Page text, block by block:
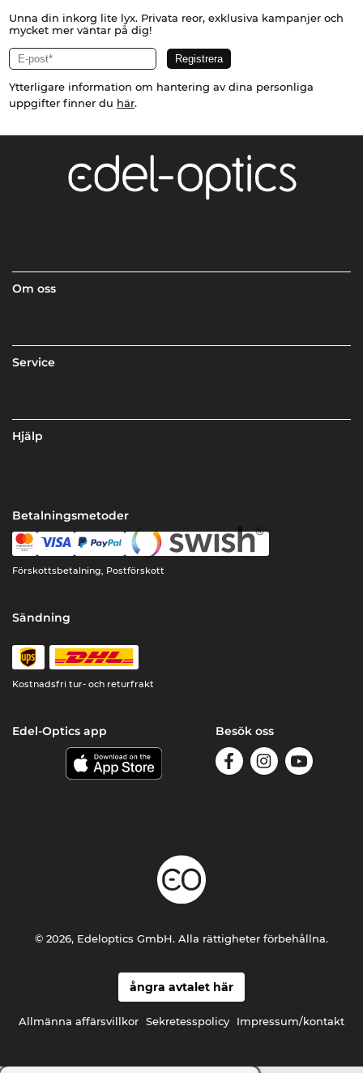
Unna din inkorg lite lyx. Privata reor, exklusiva kampanjer och
mycket mer väntar på dig!
Ytterligare information om hantering av dina personliga
uppgifter finner du här.
Om oss
Service
Hjälp
Betalningsmetoder
Förskottsbetalning, Postförskott
Sändning
Kostnadsfri tur- och returfrakt
Edel-Optics app Besök oss
ångra avtalet här
Allmänna affärsvillkor Sekretesspolicy Impressum/kontakt
© 2026, Edeloptics GmbH. Alla rättigheter förbehållna.